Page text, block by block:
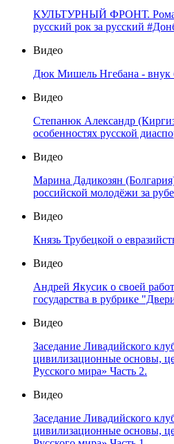
КУЛЬТУРНЫЙ ФРОНТ.
русский рок за русский
Видео
Дюк Мишель Нгебана - внук
Видео
Степанюк Александр
особенностях русской
Видео
Марина Дадикозян
российской молодёжи за
Видео
Князь Трубецкой о
Видео
Андрей Якусик о своей
государства в рубрике
Видео
Заседание Ливадийского
цивилизационные основы,
Русского мира» Часть 2.
Видео
Заседание Ливадийского
цивилизационные основы,